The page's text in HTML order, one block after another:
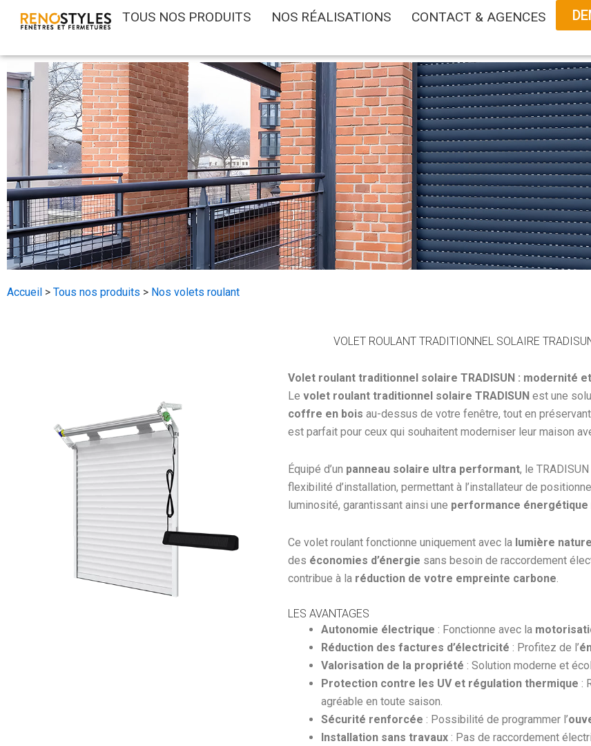
TOUS NOS PRODUITS NOS RÉALISATIONS CONTACT & AGENCES
Accueil > Tous nos produits > Nos volets roulant
VOLET ROULANT TRADITIONNEL SOLAIRE
Volet roulant traditionnel solaire TRADISUN : modernité
Levolet roulant traditionnel solaire TRADISUN est une
coffre en bois au-dessus de votre fenêtre, tout en
est parfait pour ceux qui souhaitent moderniser leur maison
Équipé d’un panneau solaire ultra performant, le
flexibilité d’installation, permettant à l’installateur de
luminosité, garantissant ainsi une performance énergétique
Ce volet roulant fonctionne uniquement avec la lumière
des économies d’énergie sans besoin de raccordement
contribue à la réduction de votre empreinte carbone.
LES AVANTAGES
Autonomie électrique : Fonctionne avec la
Réduction des factures d’électricité : Profitez de l’
Valorisation de la propriété : Solution moderne et
Protection contre les UV et régulation thermique :
agréable en toute saison.
Sécurité renforcée : Possibilité de programmer l’
Installation sans travaux : Pas de raccordement